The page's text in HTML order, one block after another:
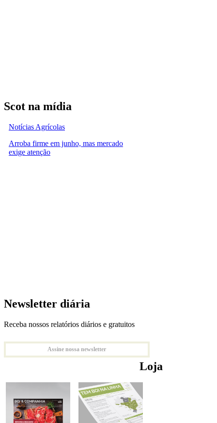
Scot na mídia
Notícias Agrícolas
Arroba firme em junho, mas mercado
exige atenção
Newsletter diária
Receba nossos relatórios diários e gratuitos
Assine nossa newsletter
Loja